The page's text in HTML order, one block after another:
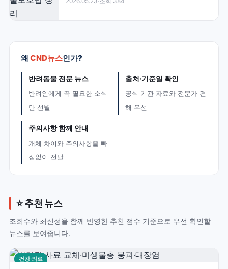
왜 CND뉴스인가?
반려동물 전문 뉴스
반려인에게 꼭 필요한 소식
만 선별
출처·기준일 확인
공식 기관 자료와 전문가 견
해 우선
주의사항 함께 안내
개체 차이와 주의사항을 빠
짐없이 전달
⭐ 추천 뉴스
조회수와 최신성을 함께 반영한 추천 점수 기준으로 우선 확인할
뉴스를 보여줍니다.
건강·의료